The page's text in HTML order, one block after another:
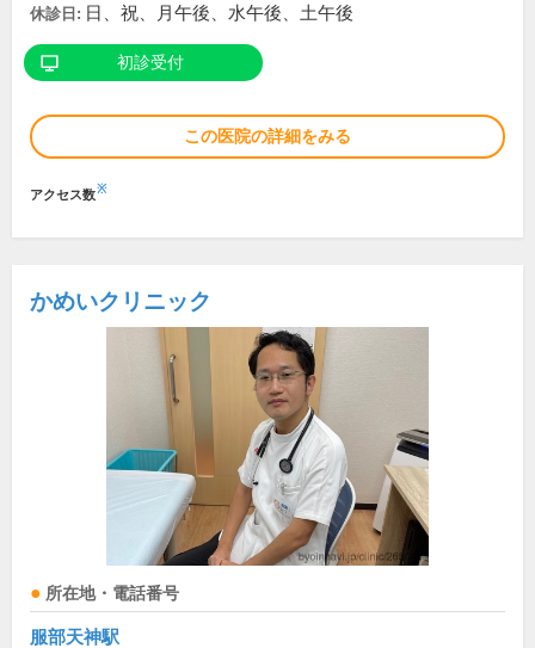
休診日: 日、祝、月午後、水午後、土午後
初診受付
この医院の詳細をみる
アクセス数※
かめいクリニック
所在地・電話番号
服部天神駅